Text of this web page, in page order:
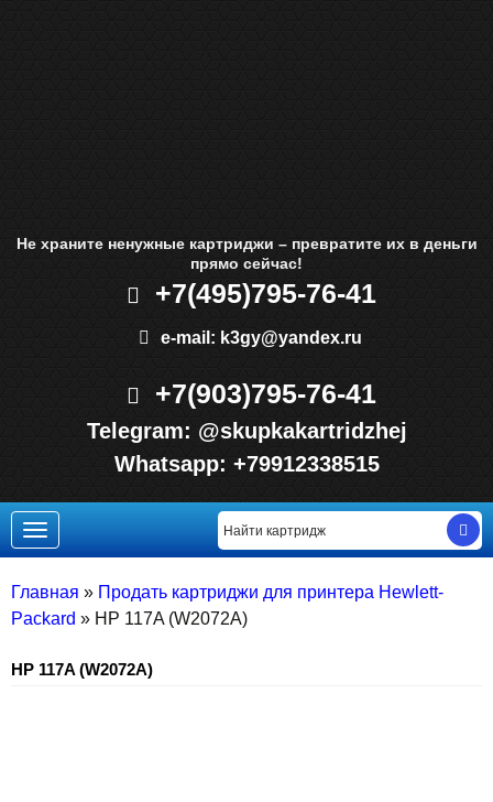
Не храните ненужные картриджи – превратите их в деньги
прямо сейчас!
+7(495)795-76-41
e-mail: k3gy@yandex.ru
+7(903)795-76-41
Telegram: @skupkakartridzhej
Whatsapp: +79912338515
Toggle
navigation
Главная » Продать картриджи для принтера Hewlett-
Packard » HP 117A (W2072A)
HP 117A (W2072A)